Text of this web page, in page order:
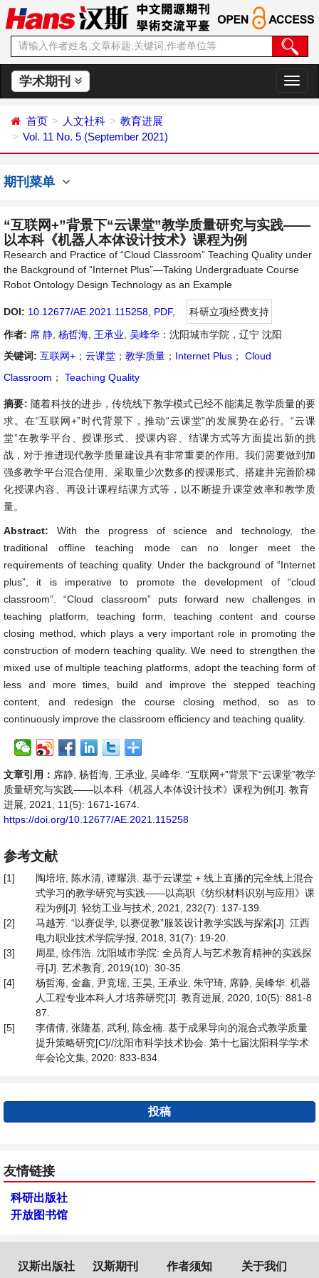
学术期刊
切
换
首页 人文社科
教育进展
Vol. 11 No. 5 (September 2021)
期刊菜单
“互联网+”背景下“云课堂”教学质量研究与实践——
以本科《机器人本体设计技术》课程为例
Research and Practice of “Cloud Classroom” Teaching Quality under
the Background of “Internet Plus”—Taking Undergraduate Course
Robot Ontology Design Technology as an Example
DOI: 10.12677/AE.2021.115258 PDF,
科研立项经费支持
作者: 席 静 杨哲海 王承业 吴峰华 ：沈阳城市学院，辽宁 沈阳
关键词: 互联网+ ； 云课堂 ； 教学质量 ； Internet Plus ；
Cloud
Classroom ； Teaching Quality
摘要: 随着科技的进步，传统线下教学模式已经不能满足教学质量的要
求。在“互联网+”时代背景下，推动“云课堂”的发展势在必行。“云课
堂”在教学平台、授课形式、授课内容、结课方式等方面提出新的挑
战，对于推进现代教学质量建设具有非常重要的作用。我们需要做到加
强多教学平台混合使用、采取量少次数多的授课形式、搭建并完善阶梯
化授课内容、再设计课程结课方式等，以不断提升课堂效率和教学质
量。
Abstract: With the progress of science and technology, the
traditional offline teaching mode can no longer meet the
requirements of teaching quality. Under the background of “Internet
plus”, it is imperative to promote the development of “cloud
classroom”. “Cloud classroom” puts forward new challenges in
teaching platform, teaching form, teaching content and course
closing method, which plays a very important role in promoting the
construction of modern teaching quality. We need to strengthen the
mixed use of multiple teaching platforms, adopt the teaching form of
less and more times, build and improve the stepped teaching
content, and redesign the course closing method, so as to
continuously improve the classroom efficiency and teaching quality.
文章引用： 席静, 杨哲海, 王承业, 吴峰华. “互联网+”背景下“云课堂”教学
质量研究与实践——以本科《机器人本体设计技术》课程为例[J]. 教育
进展, 2021, 11(5): 1671-1674.
https://doi.org/10.12677/AE.2021.115258
参考文献
[1]
陶培培, 陈水清, 谭耀洪. 基于云课堂 + 线上直播的完全线上混合
式学习的教学研究与实践——以高职《纺织材料识别与应用》课
程为例[J]. 轻纺工业与技术, 2021, 232(7): 137-139.
[2]
马越芳. “以赛促学, 以赛促教”服装设计教学实践与探索[J]. 江西
电力职业技术学院学报, 2018, 31(7): 19-20.
[3]
周星, 徐伟浩. 沈阳城市学院: 全员育人与艺术教育精神的实践探
寻[J]. 艺术教育, 2019(10): 30-35.
[4]
杨哲海, 金鑫, 尹竞瑶, 王昊, 王承业, 朱守琦, 席静, 吴峰华. 机器
人工程专业本科人才培养研究[J]. 教育进展, 2020, 10(5): 881-8
87.
[5]
李倩倩, 张隆基, 武利, 陈金楠. 基于成果导向的混合式教学质量
提升策略研究[C]//沈阳市科学技术协会. 第十七届沈阳科学学术
年会论文集, 2020: 833-834.
投稿
友情链接
科研出版社
开放图书馆
汉斯出版社 汉斯期刊 作者须知 关于我们